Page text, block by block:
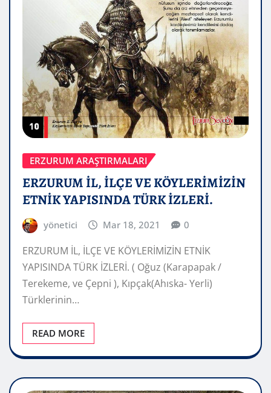
ERZURUM ARAŞTIRMALARI
ERZURUM İL, İLÇE VE KÖYLERİMİZİN
ETNİK YAPISINDA TÜRK İZLERİ.
yönetici Mar 18, 2021 0
ERZURUM İL, İLÇE VE KÖYLERİMİZİN ETNİK
YAPISINDA TÜRK İZLERİ. ( Oğuz (Karapapak /
Terekeme, ve Çepni ), Kıpçak(Ahıska- Yerli)
Türklerinin…
READ MORE